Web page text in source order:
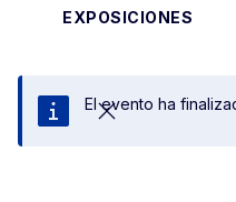
EXPOSICIONES
Cerrar
El evento ha